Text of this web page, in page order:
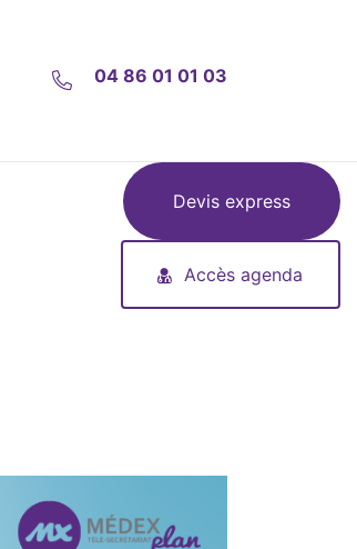
04 86 01 01 03
Devis express
Accès agenda